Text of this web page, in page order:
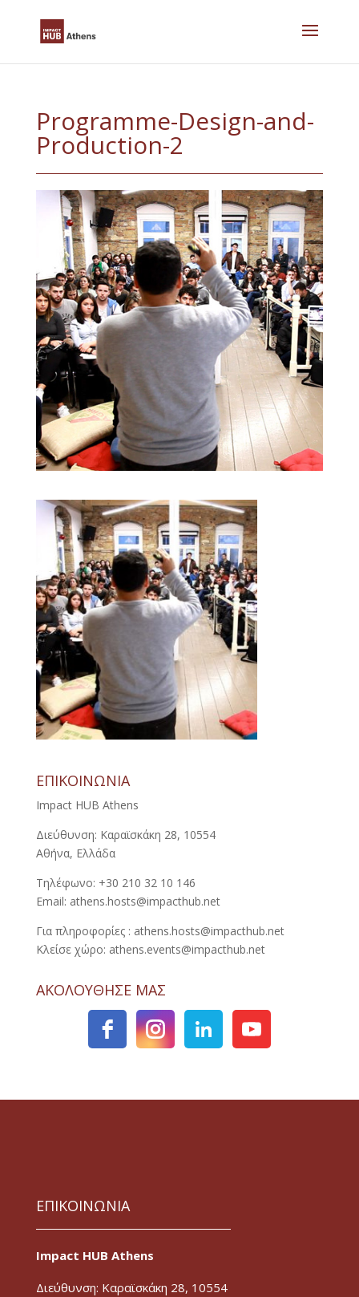
Programme-Design-and-
Production-2
ΕΠΙΚΟΙΝΩΝΙΑ
Impact HUB Athens
Διεύθυνση: Καραϊσκάκη 28, 10554
Αθήνα, Ελλάδα
Τηλέφωνο: +30 210 32 10 146
Email: athens.hosts@impacthub.net
Για πληροφορίες : athens.hosts@impacthub.net
Κλείσε χώρο: athens.events@impacthub.net
ΑΚΟΛΟΥΘΗΣΕ ΜΑΣ
ΕΠΙΚΟΙΝΩΝΙΑ
Impact HUB Athens
Διεύθυνση: Καραϊσκάκη 28, 10554